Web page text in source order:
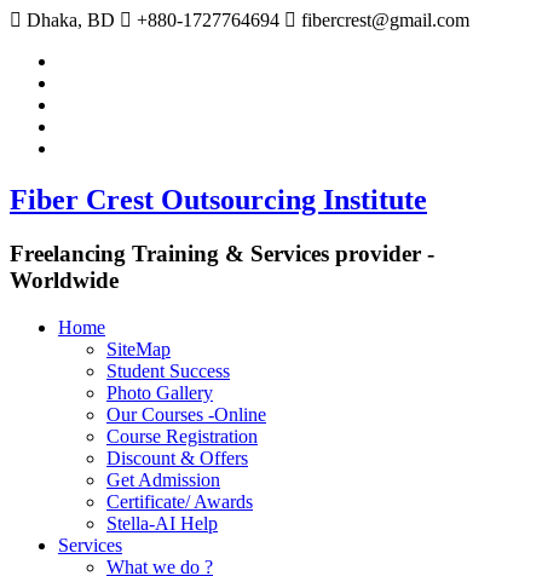
Dhaka, BD +880-1727764694
fibercrest@gmail.com
Fiber Crest Outsourcing Institute
Freelancing Training & Services provider -
Worldwide
Home
SiteMap
Student Success
Photo Gallery
Our Courses -Online
Course Registration
Discount & Offers
Get Admission
Certificate/ Awards
Stella-AI Help
Services
What we do ?